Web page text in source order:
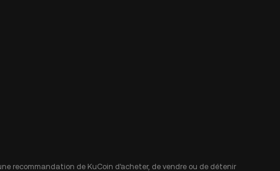
recommandation de KuCoin d'acheter, de vendre ou de détenir